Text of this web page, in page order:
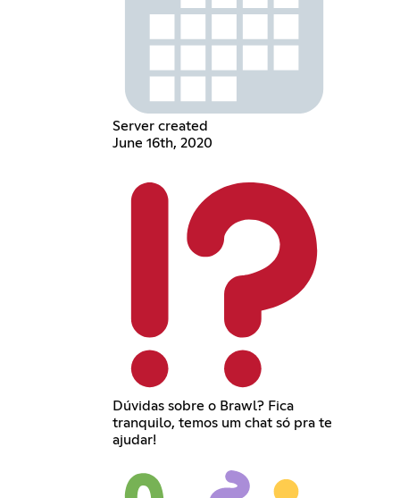
Server created
June 16th, 2020
Dúvidas sobre o Brawl? Fica
tranquilo, temos um chat só pra te
ajudar!